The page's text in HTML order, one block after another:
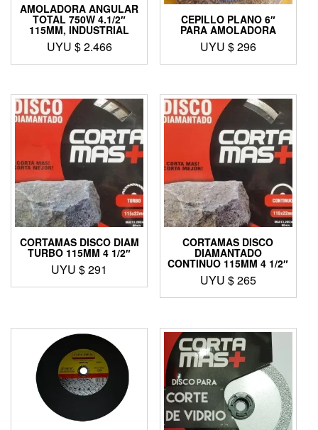
AMOLADORA ANGULAR
TOTAL 750W 4.1/2″
115MM, INDUSTRIAL
UYU $2.466
CEPILLO PLANO 6″
PARA AMOLADORA
UYU $296
CORTAMAS DISCO DIAM
TURBO 115MM 4 1/2″
UYU $291
CORTAMAS DISCO
DIAMANTADO
CONTINUO 115MM 4 1/2″
UYU $265